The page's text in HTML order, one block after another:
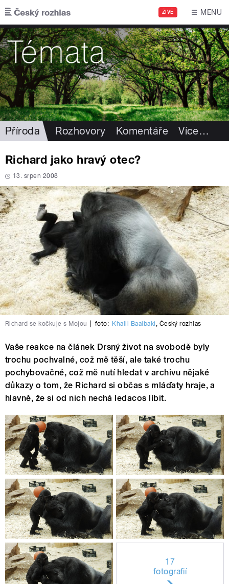
Přejít k hlavnímu obsahu
ŽIVĚ MENU
Příroda Rozhovory Komentáře Více…
Richard jako hravý otec?
13. srpen 2008
Richard se kočkuje s Mojou foto: Khalil Baalbaki Český rozhlas
Vaše reakce na článek Drsný život na svobodě byly
trochu pochvalné, což mě těší, ale také trochu
pochybovačné, což mě nutí hledat v archivu nějaké
důkazy o tom, že Richard si občas s mláďaty hraje, a
hlavně, že si od nich nechá ledacos líbit.
17
fotografií